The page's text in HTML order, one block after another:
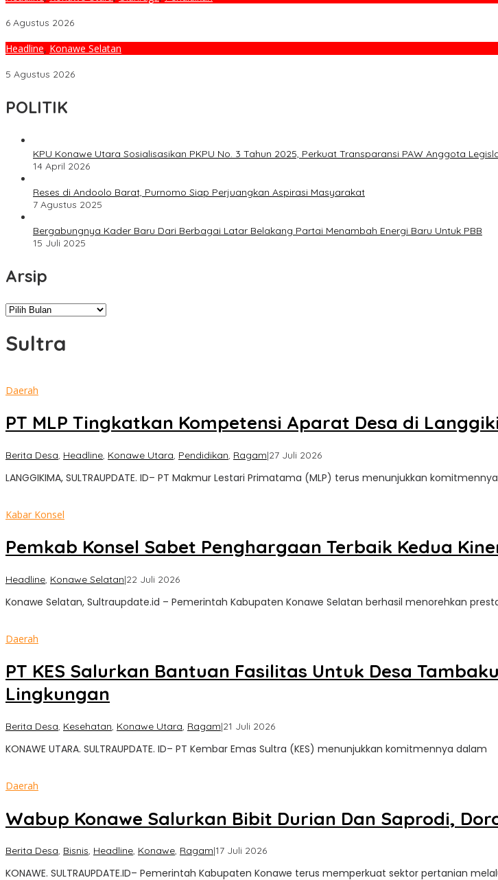
6 Agustus 2026
Headline, Konawe Selatan
5 Agustus 2026
POLITIK
KPU Konawe Utara Sosialisasikan PKPU No. 3 Tahun 2025, Perkuat Transparansi PAW Anggota
14 April 2026
Reses di Andoolo Barat, Purnomo Siap Perjuangkan Aspirasi Masyarakat
7 Agustus 2025
Bergabungnya Kader Baru Dari Berbagai Latar Belakang Partai Menambah Energi Baru Untuk PBB
15 Juli 2025
Arsip
Arsip
Sultra
Daerah
PT MLP Tingkatkan Kompetensi Aparat Desa di
Berita Desa, Headline, Konawe Utara, Pendidikan, Ragam|27 Juli 2026oleh
Update
LANGGIKIMA, SULTRAUPDATE. ID– PT Makmur Lestari Primatama (MLP) terus menunjukkan
Kabar Konsel
Pemkab Konsel Sabet Penghargaan Terbaik Kedua
Headline, Konawe Selatan|22 Juli 2026oleh
Update
Konawe Selatan, Sultraupdate.id – Pemerintah Kabupaten Konawe Selatan berhasil menorehkan
Daerah
PT KES Salurkan Bantuan Fasilitas Untuk Desa
Lingkungan
Berita Desa, Kesehatan, Konawe Utara, Ragam|21 Juli 2026oleh
Update
KONAWE UTARA. SULTRAUPDATE. ID– PT Kembar Emas Sultra (KES) menunjukkan komitmennya dalam
Daerah
Wabup Konawe Salurkan Bibit Durian Dan Saprodi,
Berita Desa, Bisnis, Headline, Konawe, Ragam|17 Juli 2026oleh
Update
KONAWE. SULTRAUPDATE.ID– Pemerintah Kabupaten Konawe terus memperkuat sektor pertanian